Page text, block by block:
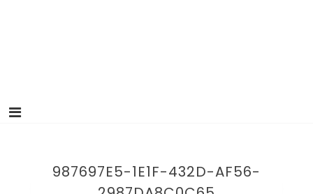
987697E5-1E1F-432D-AF56-